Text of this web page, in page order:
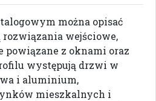
można opisać
wejściowe,
powiązane z oknami oraz
występują drzwi w
i aluminium,
mieszkalnych i